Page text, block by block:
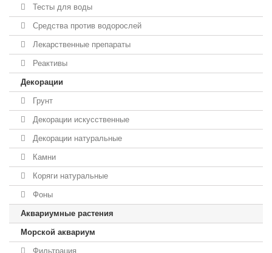
Тесты для воды
Средства против водорослей
Лекарственные препараты
Реактивы
Декорации
Грунт
Декорации искусственные
Декорации натуральные
Камни
Коряги натуральные
Фоны
Аквариумные растения
Морской аквариум
Фильтрация